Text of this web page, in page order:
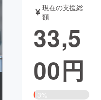
音楽
ト ゲーム・
書籍・雑誌
チャレンジ
現在の支援総
額
33,5
00円
3%